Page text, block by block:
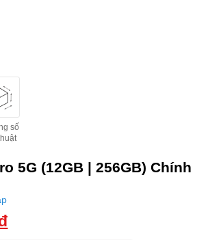
số
5G (12GB | 256GB) Chính